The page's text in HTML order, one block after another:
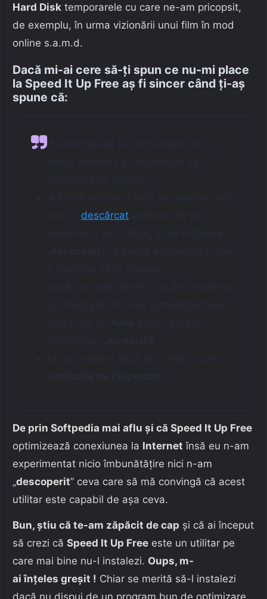
Hard Disk temporarele cu care ne-am pricopsit,
de exemplu, în urma vizionării unui film în mod
online s.a.m.d.
Dacă mi-ai cere să-ți spun ce nu-mi place
la Speed It Up Free aș fi sincer când ți-aș
spune că:
mă enervează la culme faptul că în
descărcat
De prin Softpedia mai aflu și că Speed It Up Free
optimizează conexiunea la Internet însă eu n-am
experimentat nicio îmbunătățire nici n-am
„descoperit” ceva care să mă convingă că acest
utilitar este capabil de așa ceva.
Bun, știu că te-am zăpăcit de cap și că ai început
să crezi că Speed It Up Free este un utilitar pe
care mai bine nu-l instalezi. Oups, m-
ai înțeles greșit ! Chiar se merită să-l instalezi
dacă nu dispui de un program bun de optimizare